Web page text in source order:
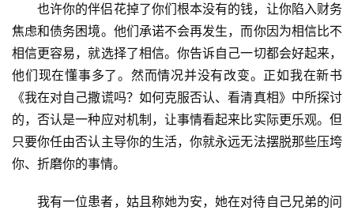
也许你的伴侣花掉了你们根本没有的钱，让你陷入财务
焦虑和债务困境。他们承诺不会再发生，而你因为相信比不
相信更容易，就选择了相信。你告诉自己一切都会好起来，
他们现在懂事多了。然而情况并没有改变。正如我在新书
《我在对自己撒谎吗？如何克服否认、看清真相》中所探讨
的，否认是一种应对机制，让事情看起来比实际更乐观。但
只要你任由否认主导你的生活，你就永远无法摆脱那些压垮
你、折磨你的事情。
我有一位患者，姑且称她为安，她在对待自己兄弟的问